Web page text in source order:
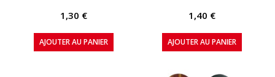
1,30 €
AJOUTER AU PANIER
1,40 €
AJOUTER AU PANIER